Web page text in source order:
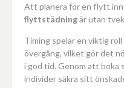
Att planera för en flytt
flyttstädningär utan
Timing spelar en viktig
övergång, vilket gör det
i god tid. Genom att boka
individer säkra sitt